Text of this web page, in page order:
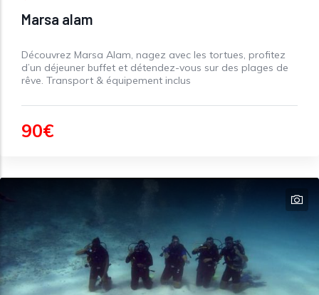
Marsa alam
Découvrez Marsa Alam, nagez avec les tortues, profitez
d’un déjeuner buffet et détendez-vous sur des plages de
rêve. Transport & équipement inclus
90€